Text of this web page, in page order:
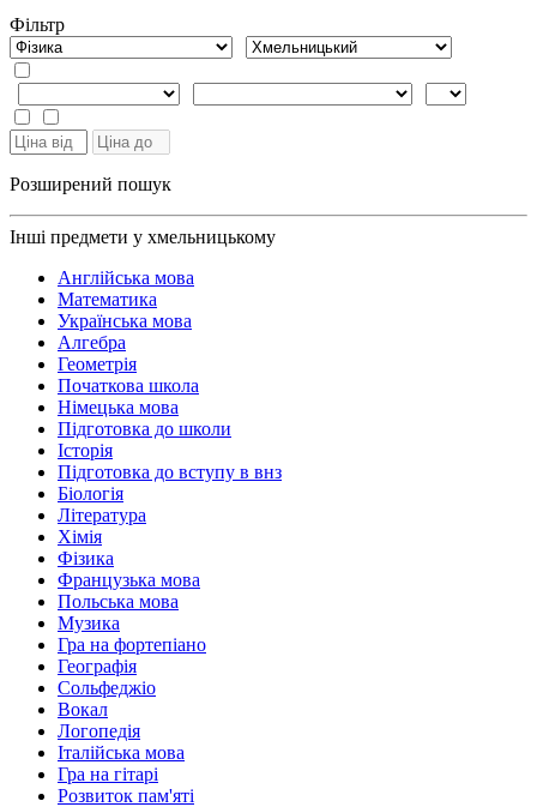
Фiльтр
Розширений пошук
Інші предмети у хмельницькому
Англійська мова
Математика
Українська мова
Алгебра
Геометрія
Початкова школа
Німецька мова
Підготовка до школи
Історія
Підготовка до вступу в внз
Біологія
Література
Хімія
Фізика
Французька мова
Польська мова
Музика
Гра на фортепіано
Географія
Сольфеджіо
Вокал
Логопедія
Італійська мова
Гра на гітарі
Розвиток пам'яті